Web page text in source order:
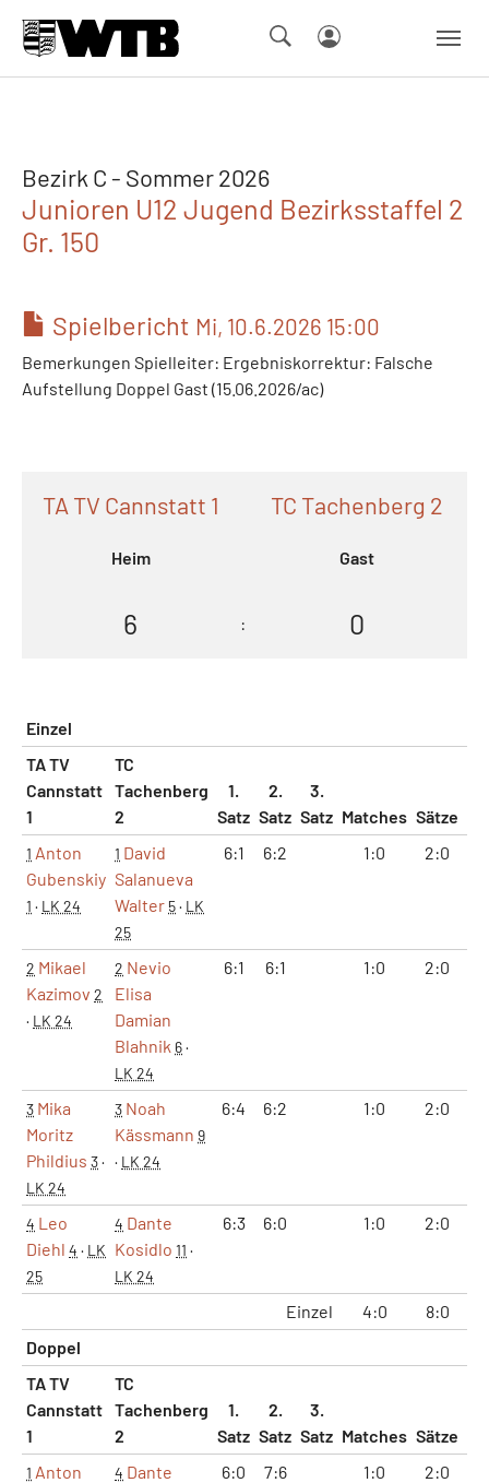
Bezirk C - Sommer 2026
Junioren U12 Jugend Bezirksstaffel 2
Gr. 150
Spielbericht Mi, 10.6.2026 15:00
Bemerkungen Spielleiter: Ergebniskorrektur: Falsche
Aufstellung Doppel Gast (15.06.2026/ac)
TA TV Cannstatt 1
Heim
TC Tachenberg 2
Gast
6 : 0
Einzel
TA TV
Cannstatt
1
TC
Tachenberg
2
1.
Satz
2.
Satz
3.
Satz Matches Sätze
1 Anton
Gubenskiy
1 · LK 24
1 David
Salanueva
Walter 5· LK
25
6:1 6:2 1:0 2:0
2 Mikael
Kazimov 2
· LK 24
2 Nevio
Elisa
Damian
Blahnik 6·
LK 24
6:1 6:1 1:0 2:0
3 Mika
Moritz
Phildius 3·
LK 24
3 Noah
Kässmann 9
· LK 24
6:4 6:2 1:0 2:0
4 Leo
Diehl 4 · LK
25
4 Dante
Kosidlo 11 ·
LK 24
6:3 6:0 1:0 2:0
Einzel 4:0 8:0
Doppel
TA TV
Cannstatt
1
TC
Tachenberg
2
1.
Satz
2.
Satz
3.
Satz Matches Sätze
1 Anton
4 Dante
6:0 7:6 1:0 2:0